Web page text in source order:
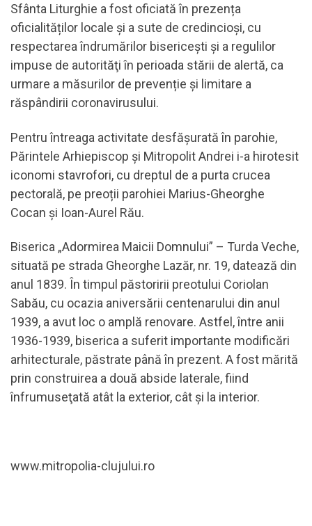
Sfânta Liturghie a fost oficiată în prezența
oficialităților locale și a sute de credincioși, cu
respectarea îndrumărilor bisericești și a regulilor
impuse de autorităţi în perioada stării de alertă, ca
urmare a măsurilor de prevenție şi limitare a
răspândirii coronavirusului.
Pentru întreaga activitate desfășurată în parohie,
Părintele Arhiepiscop și Mitropolit Andrei i-a hirotesit
iconomi stavrofori, cu dreptul de a purta crucea
pectorală, pe preoții parohiei Marius-Gheorghe
Cocan și Ioan-Aurel Rău.
Biserica „Adormirea Maicii Domnului” – Turda Veche,
situată pe strada Gheorghe Lazăr, nr. 19, datează din
anul 1839. În timpul păstoririi preotului Coriolan
Sabău, cu ocazia aniversării centenarului din anul
1939, a avut loc o amplă renovare. Astfel, între anii
1936-1939, biserica a suferit importante modificări
arhitecturale, păstrate până în prezent. A fost mărită
prin construirea a două abside laterale, fiind
înfrumuseţată atât la exterior, cât şi la interior.
www.mitropolia-clujului.ro